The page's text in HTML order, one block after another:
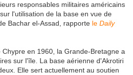
responsables militaires américains
l'utilisation de la base en vue de
Bachar el-Assad, rapporte le Daily
en 1960, la Grande-Bretagne a
sur l'île. La base aérienne d'Akrotiri
Elle sert actuellement au soutien